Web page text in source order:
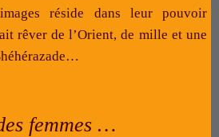
réside dans leur pouvoir
rêver de l’Orient, de mille et une
femmes …